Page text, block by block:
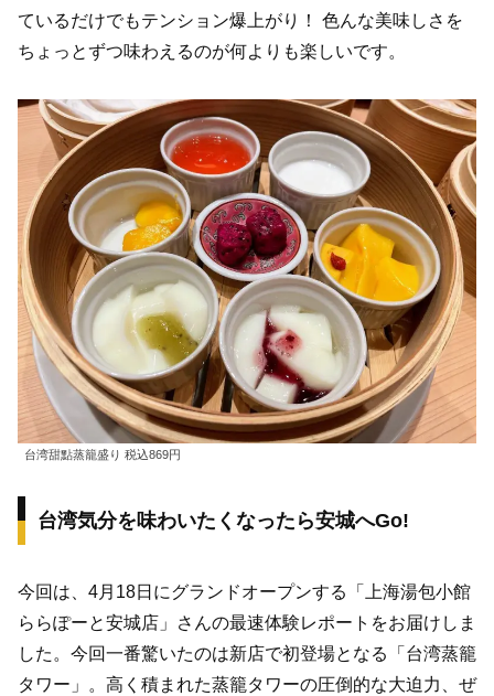
ているだけでもテンション爆上がり！ 色んな美味しさを
ちょっとずつ味わえるのが何よりも楽しいです。
台湾甜點蒸籠盛り 税込869円
台湾気分を味わいたくなったら安城へGo!
今回は、4月18日にグランドオープンする「上海湯包小館
ららぽーと安城店」さんの最速体験レポートをお届けしま
した。今回一番驚いたのは新店で初登場となる「台湾蒸籠
タワー」。高く積まれた蒸籠タワーの圧倒的な大迫力、ぜ